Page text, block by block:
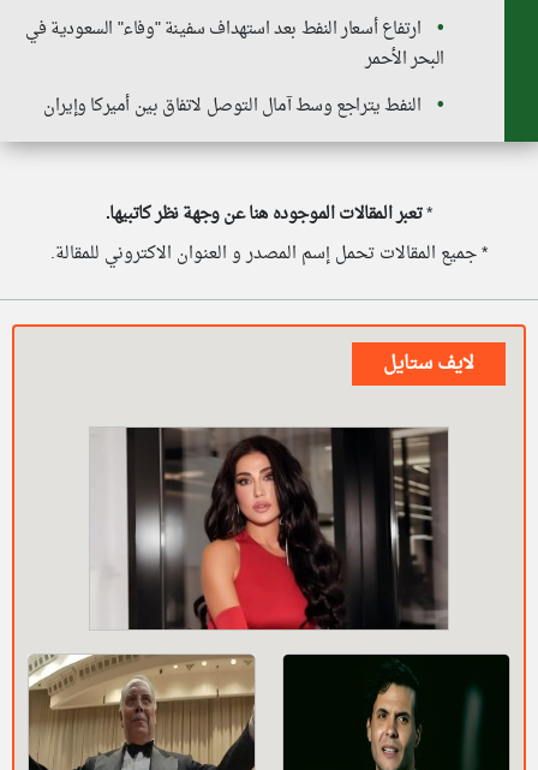
ارتفاع أسعار النفط بعد استهداف سفينة "وفاء" السعودية في
البحر الأحمر
النفط يتراجع وسط آمال التوصل لاتفاق بين أميركا وإيران
*تعبر المقالات الموجوده هنا عن وجهة نظر كاتبيها.
* جميع المقالات تحمل إسم المصدر و العنوان الاكتروني للمقالة.
لايف ستايل